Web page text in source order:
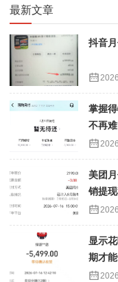
最新文章
抖音
掌握
不再难
美团
销提
显示
期才